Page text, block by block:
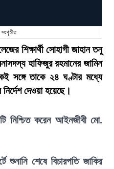
সংগৃহীত
শিক্ষার্থী সোহাগী জাহান তনু
হাফিজুর রহমানের জামিন
সঙ্গে তাকে ২৪ ঘণ্টার মধ্যে
দেওয়া হয়েছে।
নিশ্চিত করেন আইনজীবী মো.
শেষে বিচারপতি জাকির